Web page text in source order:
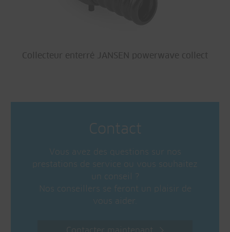
Collecteur enterré JANSEN powerwave collect
Contact
Vous avez des questions sur nos
prestations de service ou vous souhaitez
un conseil ?
Nos conseillers se feront un plaisir de
vous aider.
Contacter maintenant